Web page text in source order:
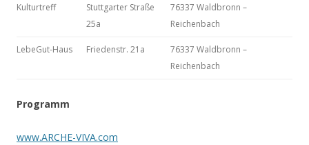
Kulturtreff
Stuttgarter Straße
25a
76337 Waldbronn –
Reichenbach
LebeGut-Haus Friedenstr. 21a
76337 Waldbronn –
Reichenbach
Programm
www.ARCHE-VIVA.com